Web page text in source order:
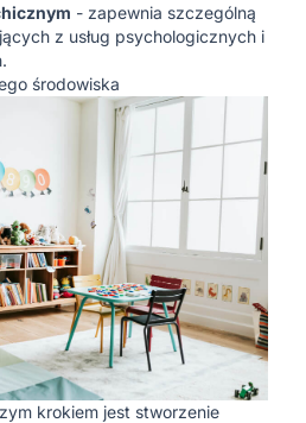
- zapewnia szczególną
z usług psychologicznych i
środowiska
krokiem jest stworzenie